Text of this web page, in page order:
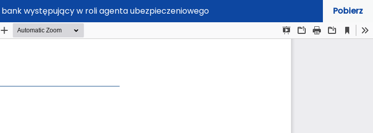
występujący w roli agenta ubezpieczeniowego Pobierz